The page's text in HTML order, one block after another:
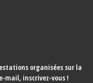
organisées sur la
mail, inscrivez-vous !